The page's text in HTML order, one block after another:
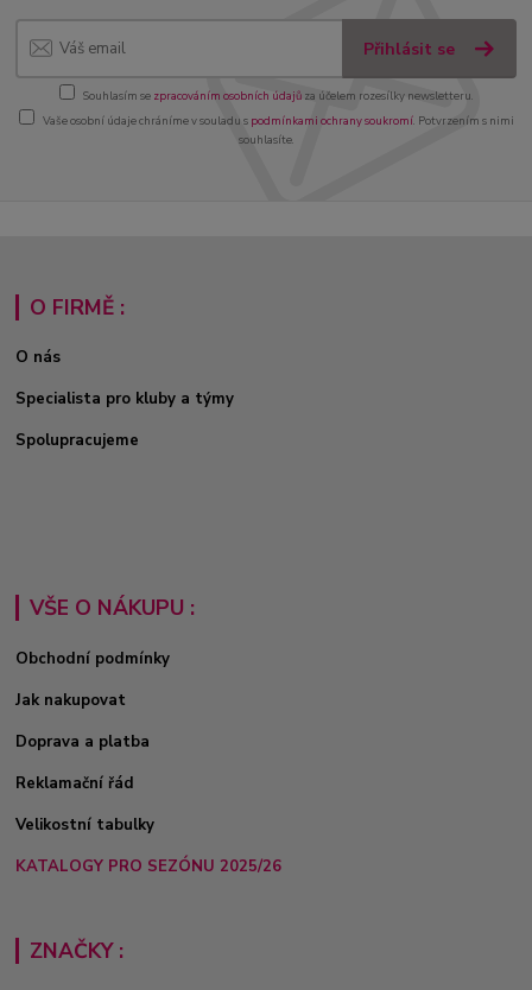
Přihlásit se
Souhlasím se zpracováním osobních údajůza účelem rozesílky newsletteru.
Vaše osobní údaje chráníme v souladu s podmínkami ochrany soukromí. Potvrzením s nimi
souhlasíte.
O FIRMĚ :
O nás
Specialista pro kluby a týmy
Spolupracujeme
VŠE O NÁKUPU :
Obchodní podmínky
Jak nakupovat
Doprava a platba
Reklamační řád
Velikostní tabulky
KATALOGY PRO SEZÓNU 2025/26
ZNAČKY :